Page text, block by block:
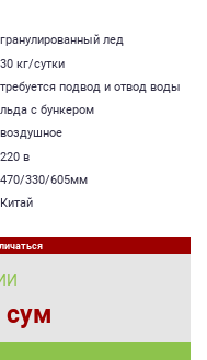
гранулированный лед
30 кг/сутки
требуется подвод и отвод воды
льда с бункером
воздушное
220 в
470/330/605мм
Китай
сум